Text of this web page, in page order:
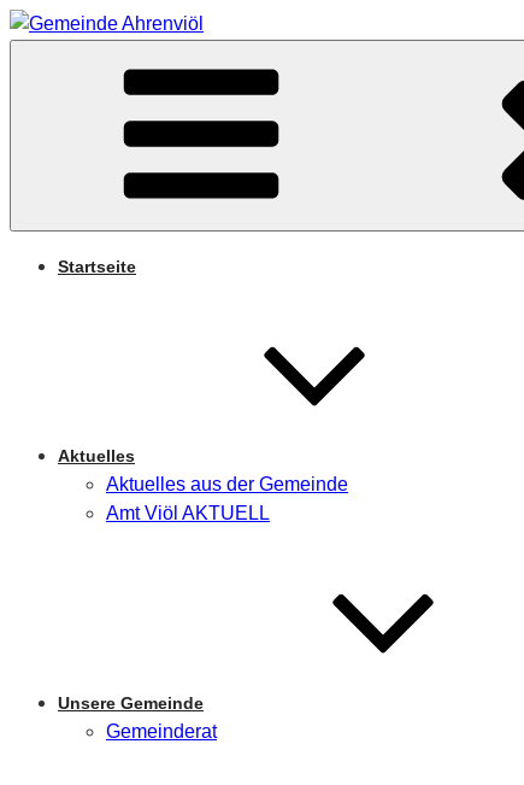
Zum
GEMEINDE
Startseite
Aktuelles
Aktuelles aus der Gemeinde
Amt Viöl AKTUELL
Unsere Gemeinde
Gemeinderat